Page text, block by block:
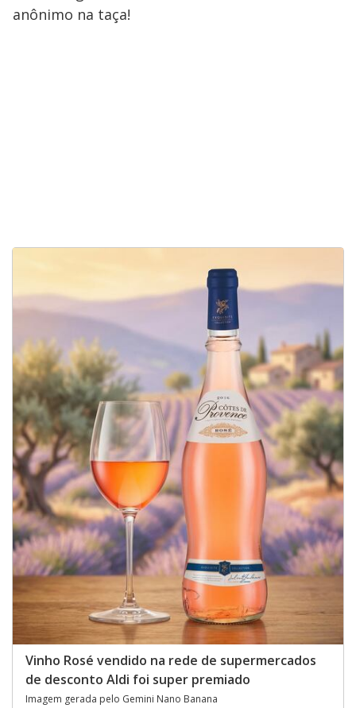
anônimo na taça!
Vinho Rosé vendido na rede de supermercados
de desconto Aldi foi super premiado
Imagem gerada pelo Gemini Nano Banana